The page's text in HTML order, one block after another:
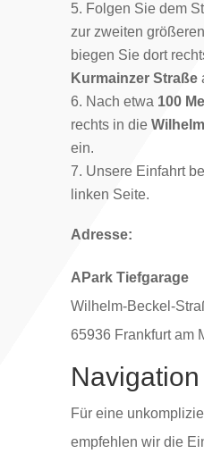
Folgen Sie dem
zur zweiten
biegen Sie dort
Kurmainzer Straße
Nach etwa 100
rechts in die
ein.
Unsere Einfahrt
linken Seite.
Adresse:
APark Tiefgarage
Wilhelm-Beckel-
65936 Frankfurt am
Navigation
Für eine
empfehlen wir die